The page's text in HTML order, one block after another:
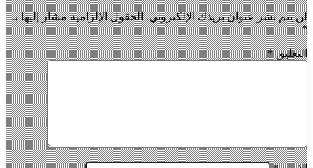
لن يتم نشر عنوان بريدك الإلكتروني. الحقول الإلزامية مشار إليها بـ
*
التعليق*